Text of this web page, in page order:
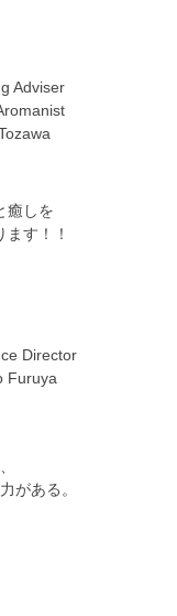
Adviser
癒しを
す！！
Director
Furuya
がある。